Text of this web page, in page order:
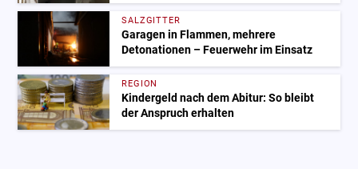
SALZGITTER
Garagen in Flammen, mehrere
Detonationen – Feuerwehr im Einsatz
REGION
Kindergeld nach dem Abitur: So bleibt
der Anspruch erhalten